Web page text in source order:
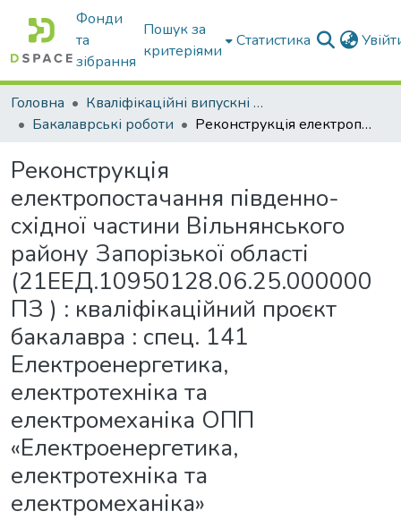
Фонди
та
зібрання
Пошук за
критеріями
Статистика
Головна
Кваліфікаційні випускні роботи бакалаврів і магістрів
Бакалаврські роботи
Реконструкція електропостачання південно-східної частини Вільнянського району Запорізької області (21ЕЕД.10950128.06.25.000000ПЗ ) : кваліфікаційний проєкт бакалавра : спец. 141 Електроенергетика, електротехніка та електромеханіка ОПП «Електроенергетика, електротехніка та електромеханіка»
Реконструкція
електропостачання південно-
східної частини Вільнянського
району Запорізької області
(21ЕЕД.10950128.06.25.000000
ПЗ ) : кваліфікаційний проєкт
бакалавра : спец. 141
Електроенергетика,
електротехніка та
електромеханіка ОПП
«Електроенергетика,
електротехніка та
електромеханіка»